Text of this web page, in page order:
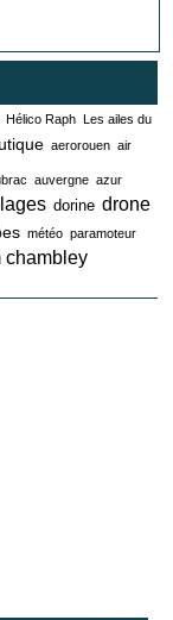
Hélico Raph Les ailes du
aerorouen air
auvergne azur
dorine drone
météo paramoteur
chambley